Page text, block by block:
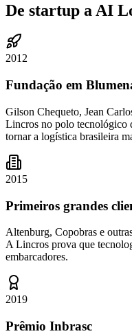
De startup a AI
2012
Fundação em
Gilson Chequeto, Jean
Lincros no polo tecnológico
tornar a logística brasileira
2015
Primeiros grandes
Altenburg, Copobras e
A Lincros prova que
embarcadores.
2019
Prêmio Inbrasc